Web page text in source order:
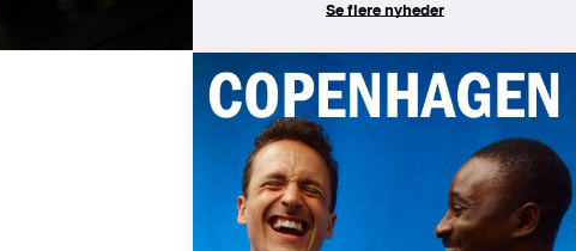
Se flere nyheder